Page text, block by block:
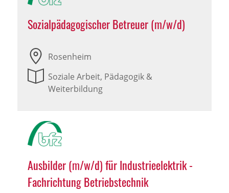
Sozialpädagogischer Betreuer (m/w/d)
Rosenheim
Soziale Arbeit, Pädagogik &
Weiterbildung
Ausbilder (m/w/d) für Industrieelektrik -
Fachrichtung Betriebstechnik